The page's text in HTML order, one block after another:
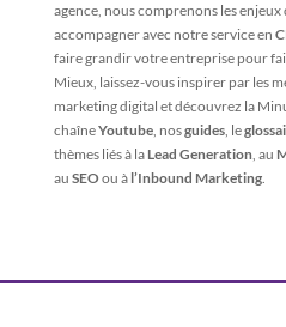
agence, nous comprenons les
accompagner avec notre service en
faire grandir votre entreprise pour
Mieux, laissez-vous inspirer par les
marketing digital et découvrez la
chaîneYoutube, nosguides, le
thèmes liés à la Lead Generation, au
au SEO ou à l’Inbound Marketing.